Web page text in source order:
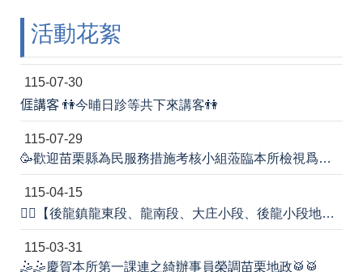
活動花絮
115-07-30
𠊎講客 👫今晡日跈等共下來講客👫
115-07-29
🥳歡迎苗栗縣為民服務措施考核小組蒞臨本所檢視爲民服務工作辦理情形！💕
115-04-15
🙆‍♂️【後龍鎮龍東段、龍南段、大庄小段、後龍小段地籍圖重測宣導會】圓滿成功👏👏
115-03-31
🤹‍🤹慶賀本所第一課連之綺辦事員榮調苗栗地政🥁🥁